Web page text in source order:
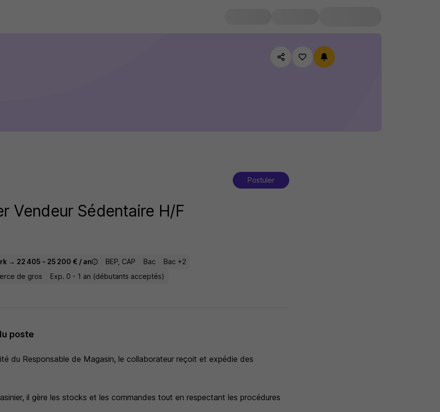
Postuler
Vendeur Sédentaire H/F
→ 22 405 - 25 200 € / an BEP, CAP Bac
Bac +2
de gros
Exp. 0 - 1 an (débutants acceptés)
poste
du Responsable de Magasin, le collaborateur reçoit et expédie des
il gère les stocks et les commandes tout en respectant les procédures